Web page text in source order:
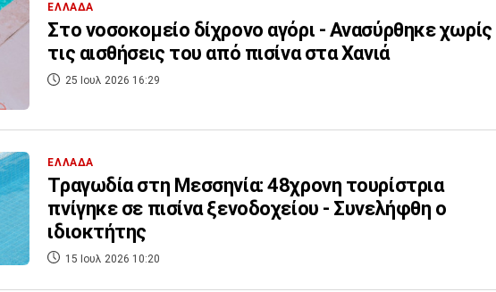
ΕΛΛΑΔΑ
Στο νοσοκομείο δίχρονο αγόρι - Ανασύρθηκε χωρίς
τις αισθήσεις του από πισίνα στα Χανιά
25 Ιουλ 2026 16:29
ΕΛΛΑΔΑ
Τραγωδία στη Μεσσηνία: 48χρονη τουρίστρια
πνίγηκε σε πισίνα ξενοδοχείου - Συνελήφθη ο
ιδιοκτήτης
15 Ιουλ 2026 10:20